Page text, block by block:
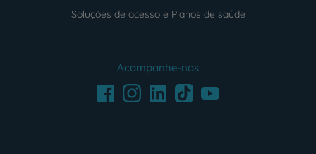
Soluções de acesso e Planos de saúde
Acompanhe-nos
FacebookInstagramLinkedInTikTokYoutube